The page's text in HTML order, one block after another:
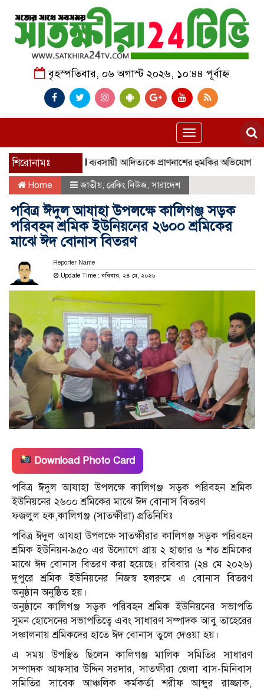
বৃহস্পতিবার, ০৬ অগাস্ট ২০২৬, ১০:৪৪ পূর্বাহ্ন
Toggle
navigation
শিরোনামঃ
ব্যবসায়ী আদিত্যকে প্রাণনাশের হুমকির অভিযোগ, থানায়
Home জাতীয়, ব্রেকিং নিউজ,সারাদেশ
পবিত্র ঈদুল আযাহা উপলক্ষে কালিগঞ্জ সড়ক
পরিবহন শ্রমিক ইউনিয়নের ২৬০০ শ্রমিকের
মাঝে ঈদ বোনাস বিতরণ
Reporter Name
Update Time : রবিবার, ২৪ মে, ২০২৬
Download Photo Card
পবিত্র ঈদুল আযাহা উপলক্ষে কালিগঞ্জ সড়ক পরিবহন শ্রমিক
ইউনিয়নের ২৬০০ শ্রমিকের মাঝে ঈদ বোনাস বিতরণ
ফজলুল হক,কালিগঞ্জ (সাতক্ষীরা) প্রতিনিধিঃ
পবিত্র ঈদুল আযহা উপলক্ষে সাতক্ষীরার কালিগঞ্জ সড়ক পরিবহন
শ্রমিক ইউনিয়ন-৯৫০ এর উদ্যোগে প্রায় ২ হাজার ৬ শত শ্রমিকের
মাঝে ঈদ বোনাস বিতরণ করা হয়েছে। রবিবার (২৪ মে ২০২৬)
দুপুরে শ্রমিক ইউনিয়নের নিজস্ব হলরুমে এ বোনাস বিতরণ
অনুষ্ঠান অনুষ্ঠিত হয়।
অনুষ্ঠানে কালিগঞ্জ সড়ক পরিবহন শ্রমিক ইউনিয়নের সভাপতি
সুমন হোসেনের সভাপতিত্বে এবং সাধারণ সম্পাদক আবু তাহেরের
সঞ্চালনায় শ্রমিকদের হাতে ঈদ বোনাস তুলে দেওয়া হয়।
এ সময় উপস্থিত ছিলেন কালিগঞ্জ মালিক সমিতির সাধারণ
সম্পাদক আফসার উদ্দিন সরদার, সাতক্ষীরা জেলা বাস-মিনিবাস
সমিতির সাবেক আঞ্চলিক কর্মকর্তা শরীফ আব্দুর রাজ্জাক,